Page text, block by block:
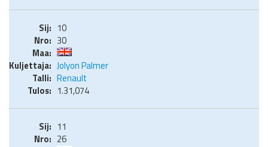
10
30
Jolyon Palmer
Renault
1.31,074
11
26